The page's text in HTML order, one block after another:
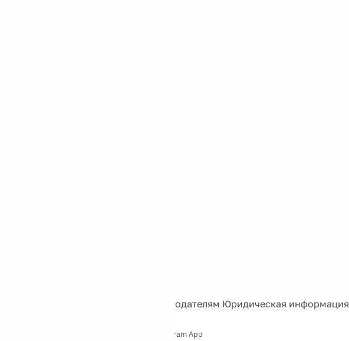
Рекламодателям Юридическая информация
Telegram App